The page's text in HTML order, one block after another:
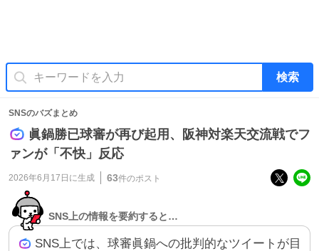
検索
SNSのバズまとめ
眞鍋勝已球審が再び起用、阪神対楽天交流戦でフ
ァンが「不快」反応
2026年6月17日 に生成 63件のポスト
SNS上の情報を要約すると…
SNS上では、球審眞鍋への批判的なツイートが目